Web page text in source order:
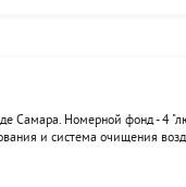
Самара. Номерной фонд - 4
и система очищения
принадлежности.